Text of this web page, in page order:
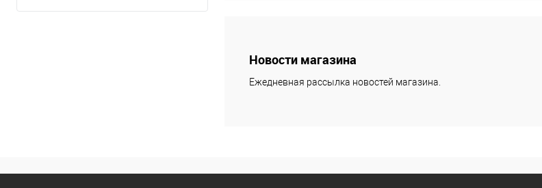
Купить в 1 клик
В избранное
В избранное
Новости магазина
Ежедневная рассылка новостей магазина.